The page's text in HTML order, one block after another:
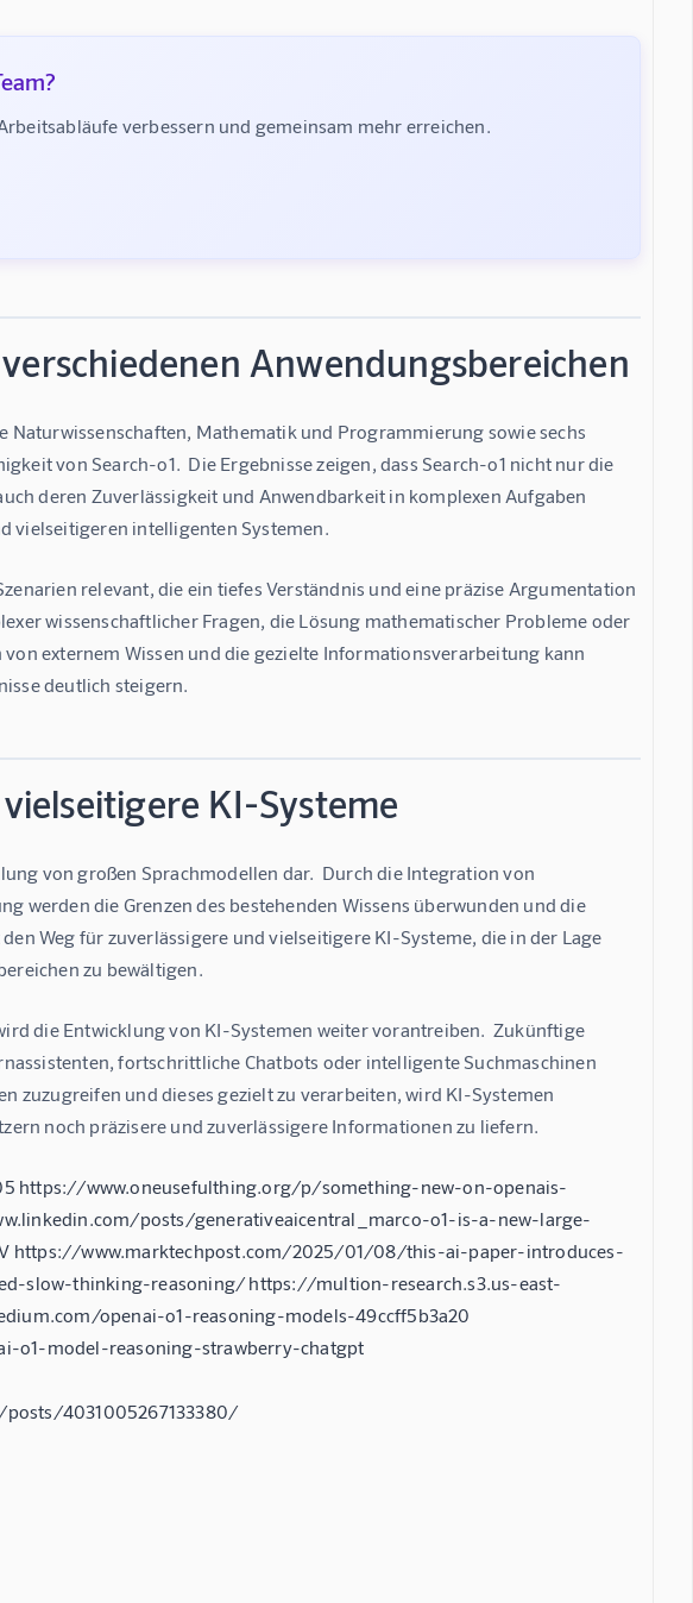
verbessern und gemeinsam mehr erreichen.
Anwendungsbereichen
Naturwissenschaften, Mathematik und Programmierung sowie sechs
von Search-o1.  Die Ergebnisse zeigen, dass Search-o1 nicht nur die
deren Zuverlässigkeit und Anwendbarkeit in komplexen Aufgaben
vielseitigeren intelligenten Systemen.
relevant, die ein tiefes Verständnis und eine präzise Argumentation
wissenschaftlicher Fragen, die Lösung mathematischer Probleme oder
externem Wissen und die gezielte Informationsverarbeitung kann
deutlich steigern.
KI-Systeme
von großen Sprachmodellen dar.  Durch die Integration von
werden die Grenzen des bestehenden Wissens überwunden und die
Weg für zuverlässigere und vielseitigere KI-Systeme, die in der Lage
zu bewältigen.
die Entwicklung von KI-Systemen weiter vorantreiben.  Zukünftige
fortschrittliche Chatbots oder intelligente Suchmaschinen
zuzugreifen und dieses gezielt zu verarbeiten, wird KI-Systemen
noch präzisere und zuverlässigere Informationen zu liefern.
https://www.oneusefulthing.org/p/something-new-on-openais-
posts/generativeaicentral_marco-o1-is-a-new-large-
https://www.marktechpost.com/2025/01/08/this-ai-paper-introduces-
slow-thinking-reasoning/ https://multion-research.s3.us-east-
openai-o1-reasoning-models-49ccff5b3a20
o1-model-reasoning-strawberry-chatgpt
4031005267133380/